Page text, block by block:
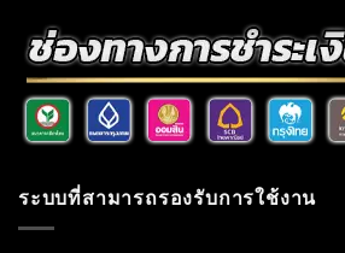
ระบบที่สามารถรองรับการใช้งาน